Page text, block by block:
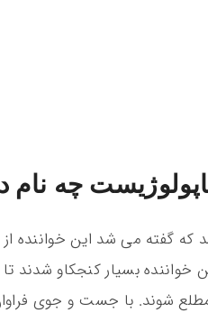
چه نام
گفته می شد این خواننده از
بسیار کنجکاو شدند تا
مطلع شوند. با جست و جوی